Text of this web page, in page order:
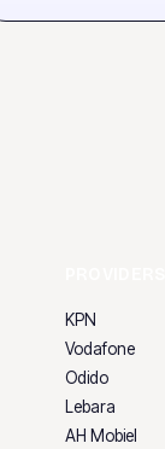
KPN
Vodafone
Odido
Lebara
AH Mobiel